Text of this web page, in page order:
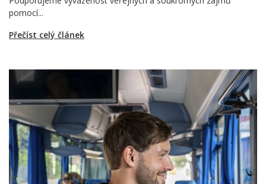
pomocí...
Přečíst celý článek